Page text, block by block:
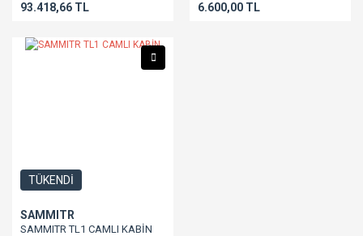
93.418,66 TL 6.600,00 TL
TÜKENDİ
SAMMITR
SAMMITR TL1 CAMLI KABİN